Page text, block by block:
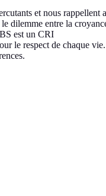
et nous
dilemme entre la
est un CRI
le respect de chaque vie.